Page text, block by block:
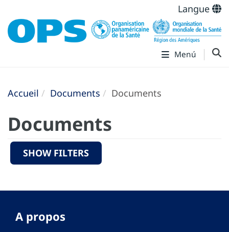
Langue
Menú
Accueil Documents Documents
Documents
SHOW FILTERS
A propos